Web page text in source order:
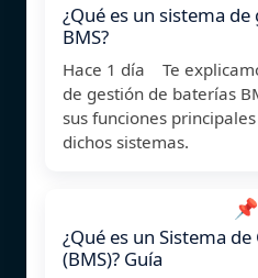
¿Qué es un sistema
BMS?
Hace 1 día Te
de gestión de baterías
sus funciones
dichos sistemas.
📌
¿Qué es un Sistema
(BMS)? Guía